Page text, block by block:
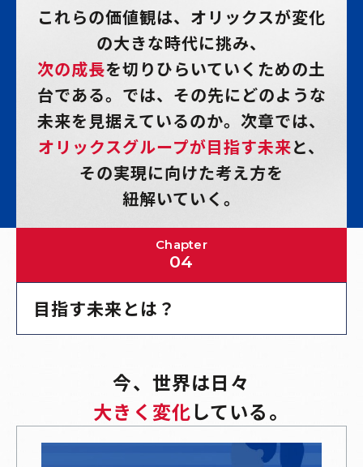
これらの価値観は、オリックスが変化
の大きな時代に挑み、
次の成長を切りひらいていくための土
台である。 では、その先にどのような
未来を見据えているのか。 次章では、
オリックスグループが目指す未来と、
その実現に向けた考え方を
紐解いていく。
Chapter
04
目指す未来とは？
今、世界は日々
大きく変化している。